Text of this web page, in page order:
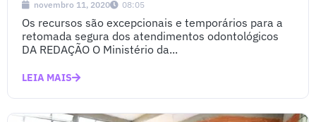
novembro 11, 2020 08:05
Os recursos são excepcionais e temporários para a
retomada segura dos atendimentos odontológicos
DA REDAÇÃO O Ministério da...
LEIA MAIS